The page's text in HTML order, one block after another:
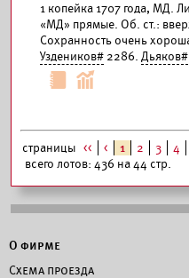
1 копейка 1707 года, МД.
«МД» прямые. Об. ст.:
Сохранность очень
Уздеников# 2286. Дьяков#
страницы << < 1 2 3 4
всего лотов: 436 на 44 стр.
О фирме
Схема проезда